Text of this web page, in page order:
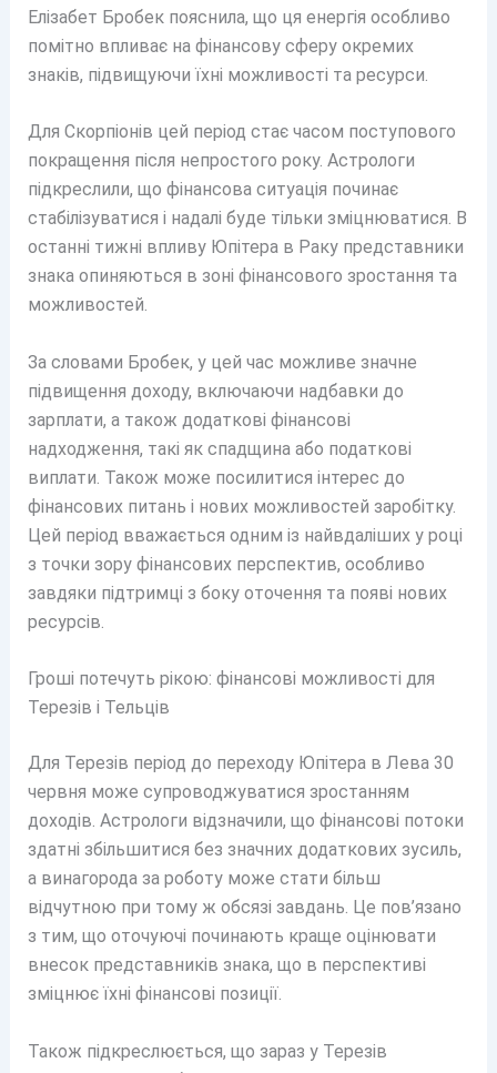
Елізабет Бробек пояснила, що ця енергія особливо
помітно впливає на фінансову сферу окремих
знаків, підвищуючи їхні можливості та ресурси.
Для Скорпіонів цей період стає часом поступового
покращення після непростого року. Астрологи
підкреслили, що фінансова ситуація починає
стабілізуватися і надалі буде тільки зміцнюватися. В
останні тижні впливу Юпітера в Раку представники
знака опиняються в зоні фінансового зростання та
можливостей.
За словами Бробек, у цей час можливе значне
підвищення доходу, включаючи надбавки до
зарплати, а також додаткові фінансові
надходження, такі як спадщина або податкові
виплати. Також може посилитися інтерес до
фінансових питань і нових можливостей заробітку.
Цей період вважається одним із найвдаліших у році
з точки зору фінансових перспектив, особливо
завдяки підтримці з боку оточення та появі нових
ресурсів.
Гроші потечуть рікою: фінансові можливості для
Терезів і Тельців
Для Терезів період до переходу Юпітера в Лева 30
червня може супроводжуватися зростанням
доходів. Астрологи відзначили, що фінансові потоки
здатні збільшитися без значних додаткових зусиль,
а винагорода за роботу може стати більш
відчутною при тому ж обсязі завдань. Це пов’язано
з тим, що оточуючі починають краще оцінювати
внесок представників знака, що в перспективі
зміцнює їхні фінансові позиції.
Також підкреслюється, що зараз у Терезів